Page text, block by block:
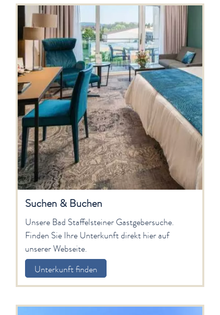
Suchen & Buchen
Unsere Bad Staffelsteiner Gastgebersuche.
Finden Sie Ihre Unterkunft direkt hier auf
unserer Webseite.
Unterkunft finden